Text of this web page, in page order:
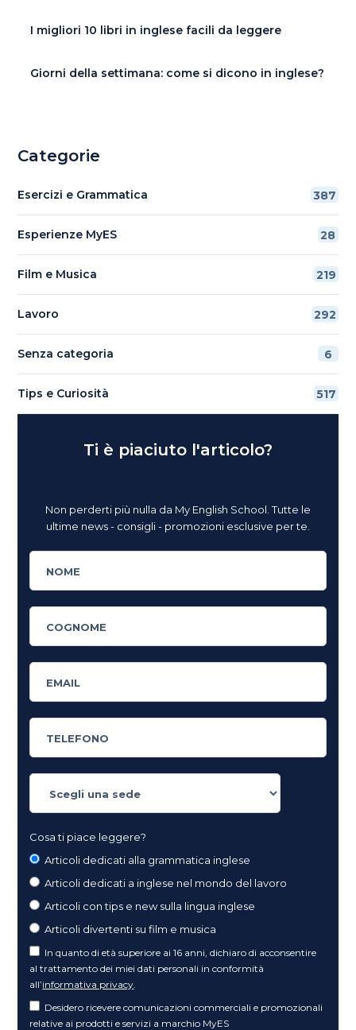
I migliori 10 libri in inglese facili da leggere
Giorni della settimana: come si dicono in inglese?
Categorie
Esercizi e Grammatica 387
Esperienze MyES 28
Film e Musica 219
Lavoro 292
Senza categoria 6
Tips e Curiosità 517
Ti è piaciuto l'articolo?
Non perderti più nulla da My English School. Tutte le
ultime news - consigli - promozioni esclusive per te.
Cosa ti piace leggere?
Articoli dedicati alla grammatica inglese
Articoli dedicati a inglese nel mondo del lavoro
Articoli con tips e new sulla lingua inglese
Articoli divertenti su film e musica
In quanto di età superiore ai 16 anni, dichiaro di acconsentire
al trattamento dei miei dati personali in conformità
all’informativa privacy
Desidero ricevere comunicazioni commerciali e promozionali
relative ai prodotti e servizi a marchio MyES